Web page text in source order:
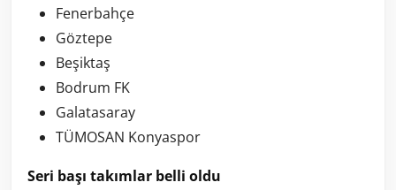
Fenerbahçe
Göztepe
Beşiktaş
Bodrum FK
Galatasaray
TÜMOSAN Konyaspor
Seri başı takımlar belli oldu